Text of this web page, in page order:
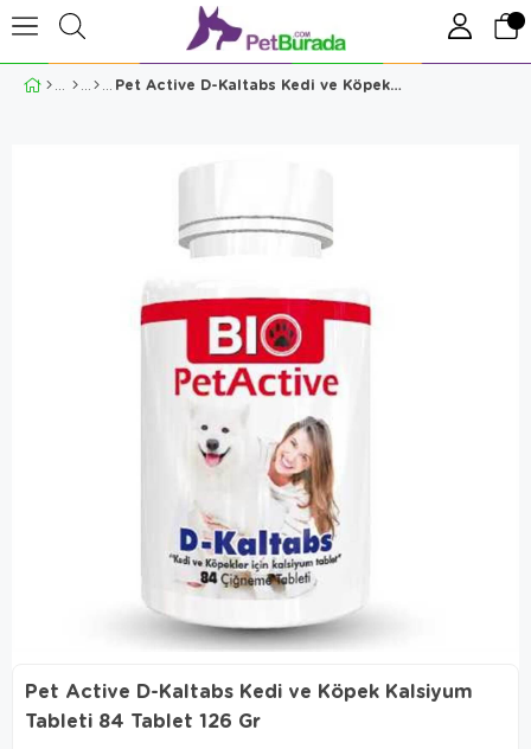
Pet Active D-Kaltabs Kedi ve Köpek Kalsiyum Tableti 84 Tablet 126 Gr
Pet Active D-Kaltabs Kedi ve Köpek Kalsiyum
Tableti 84 Tablet 126 Gr